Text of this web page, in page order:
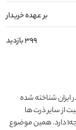
بر عهده خریدار
399 بازدید